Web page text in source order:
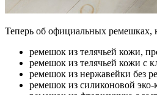
Теперь об официальных ремешках,
ремешок из телячьей кожи,
ремешок из телячьей кожи с
ремешок из нержавейки без
ремешок из силиконовой